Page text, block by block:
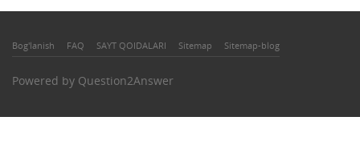
Bog'lanish FAQ SAYT QOIDALARI Sitemap Sitemap-blog
Powered by Question2Answer